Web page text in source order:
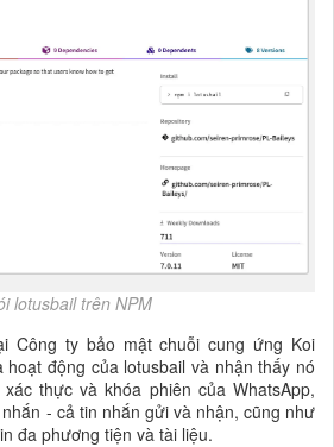
lotusbail trên NPM
Công ty bảo mật chuỗi cung ứng Koi
động của lotusbail và nhận thấy nó
thực và khóa phiên của WhatsApp,
- cả tin nhắn gửi và nhận, cũng như
đa phương tiện và tài liệu.